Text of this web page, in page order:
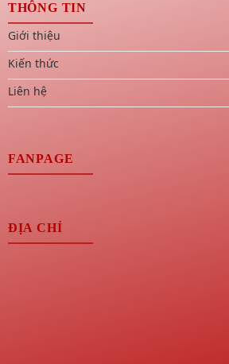
THÔNG TIN
Giới thiệu
Kiến thức
Liên hệ
FANPAGE
ĐỊA CHỈ